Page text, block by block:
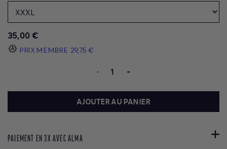
35,00 €
PRIX MEMBRE 29,75 €
- +
AJOUTER AU PANIER
PAIEMENT EN 3X AVEC ALMA